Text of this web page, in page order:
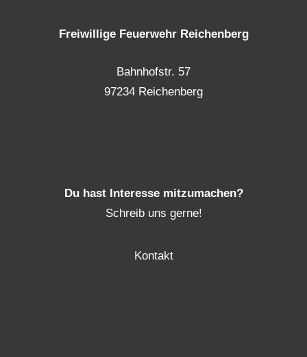
Freiwillige Feuerwehr Reichenberg
Bahnhofstr. 57
97234 Reichenberg
Du hast Interesse mitzumachen?
Schreib uns gerne!
Kontakt